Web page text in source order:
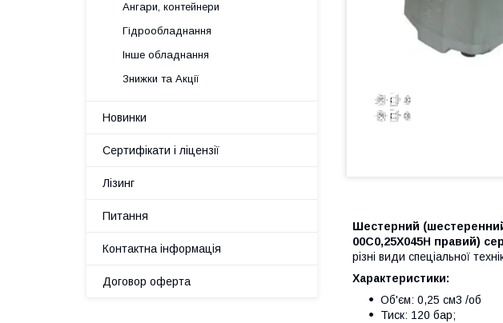
Шестерний
00С0,25X045H правий)
різні види спеціальної
Характеристики:
Об'єм: 0,25 см3 /об
Тиск: 120 бар;
Ангари, контейнери
Гідрообладнання
Інше обладнання
Знижки та Акції
Новинки
Сертифікати і ліцензії
Лізинг
Питання
Контактна інформація
Договор оферта